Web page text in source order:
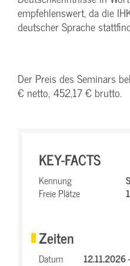
empfehlenswert, da die
deutscher Sprache
Der Preis des Seminars
€ netto, 452,17 € brutto.
KEY-FACTS
Kennung
Freie Plätze
Zeiten
Datum
12.11.2026